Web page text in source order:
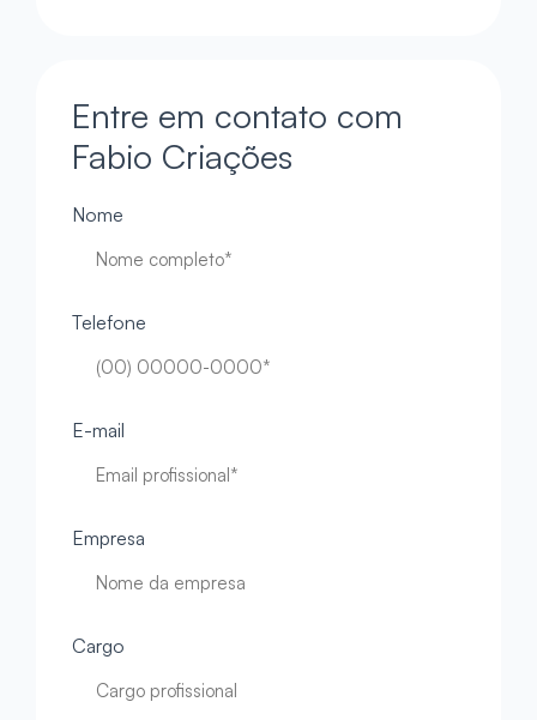
Entre em contato com
Fabio Criações
Nome
Telefone
E-mail
Empresa
Cargo